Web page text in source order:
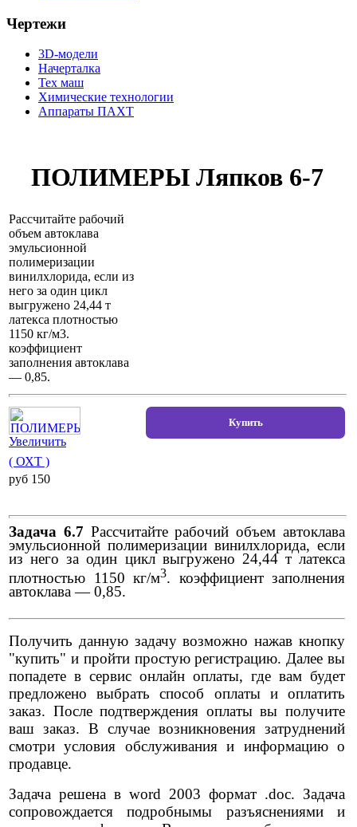
Чертежи
3D-модели
Начерталка
Тех маш
Химические технологии
Аппараты ПАХТ
ПОЛИМЕРЫ Ляпков 6-7
Рассчитайте рабочий
объем автоклава
эмульсионной
полимеризации
винилхлорида, если из
него за один цикл
выгружено 24,44 т
латекса плотностью
1150 кг/м3.
коэффициент
заполнения автоклава
— 0,85.
Увеличить
( ОХТ )
pуб 150
Задача 6.7 Рассчитайте рабочий объем автоклава
эмульсионной полимеризации винилхлорида, если
из него за один цикл выгружено 24,44 т латекса
плотностью 1150 кг/м3. коэффициент заполнения
автоклава — 0,85.
Получить данную задачу возможно нажав кнопку
"купить" и пройти простую регистрацию. Далее вы
попадете в сервис онлайн оплаты, где вам будет
предложено выбрать способ оплаты и оплатить
заказ. После подтверждения оплаты вы получите
ваш заказ. В случае возникновения затруднений
смотри условия обслуживания и информацию о
продавце.
Задача решена в word 2003 формат .doc. Задача
сопровождается подробнымы разъяснениями и